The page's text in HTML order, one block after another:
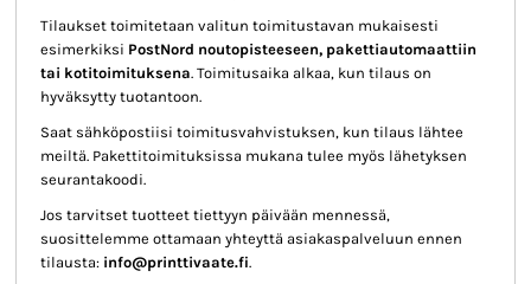
Tilaukset toimitetaan valitun toimitustavan mukaisesti
esimerkiksi PostNord noutopisteeseen, pakettiautomaattiin
tai kotitoimituksena. Toimitusaika alkaa, kun tilaus on
hyväksytty tuotantoon.
Saat sähköpostiisi toimitusvahvistuksen, kun tilaus lähtee
meiltä. Pakettitoimituksissa mukana tulee myös lähetyksen
seurantakoodi.
Jos tarvitset tuotteet tiettyyn päivään mennessä,
suosittelemme ottamaan yhteyttä asiakaspalveluun ennen
tilausta: info@printtivaate.fi.